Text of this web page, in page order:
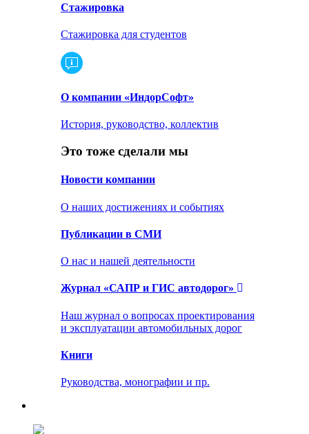
Стажировка
Стажировка для студентов
О компании «ИндорСофт»
История, руководство, коллектив
Это тоже сделали мы
Новости компании
О наших достижениях и событиях
Публикации в СМИ
О нас и нашей деятельности
Журнал «САПР и ГИС автодорог»
Наш журнал о вопросах проектирования
и эксплуатации автомобильных дорог
Книги
Руководства, монографии и пр.